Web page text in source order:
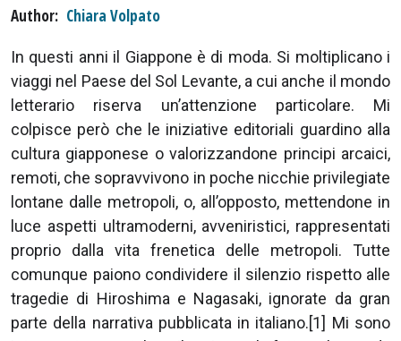
Author Chiara Volpato
In questi anni il Giappone è di moda. Si moltiplicano i
viaggi nel Paese del Sol Levante, a cui anche il mondo
letterario riserva un’attenzione particolare. Mi
colpisce però che le iniziative editoriali guardino alla
cultura giapponese o valorizzandone principi arcaici,
remoti, che sopravvivono in poche nicchie privilegiate
lontane dalle metropoli, o, all’opposto, mettendone in
luce aspetti ultramoderni, avveniristici, rappresentati
proprio dalla vita frenetica delle metropoli. Tutte
comunque paiono condividere il silenzio rispetto alle
tragedie di Hiroshima e Nagasaki, ignorate da gran
parte della narrativa pubblicata in italiano.[1] Mi sono